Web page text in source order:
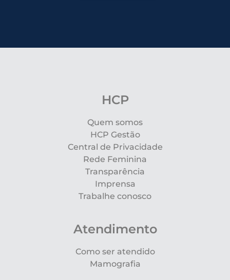
HCP
Quem somos
HCP Gestão
Central de Privacidade
Rede Feminina
Transparência
Imprensa
Trabalhe conosco
Atendimento
Como ser atendido
Mamografia